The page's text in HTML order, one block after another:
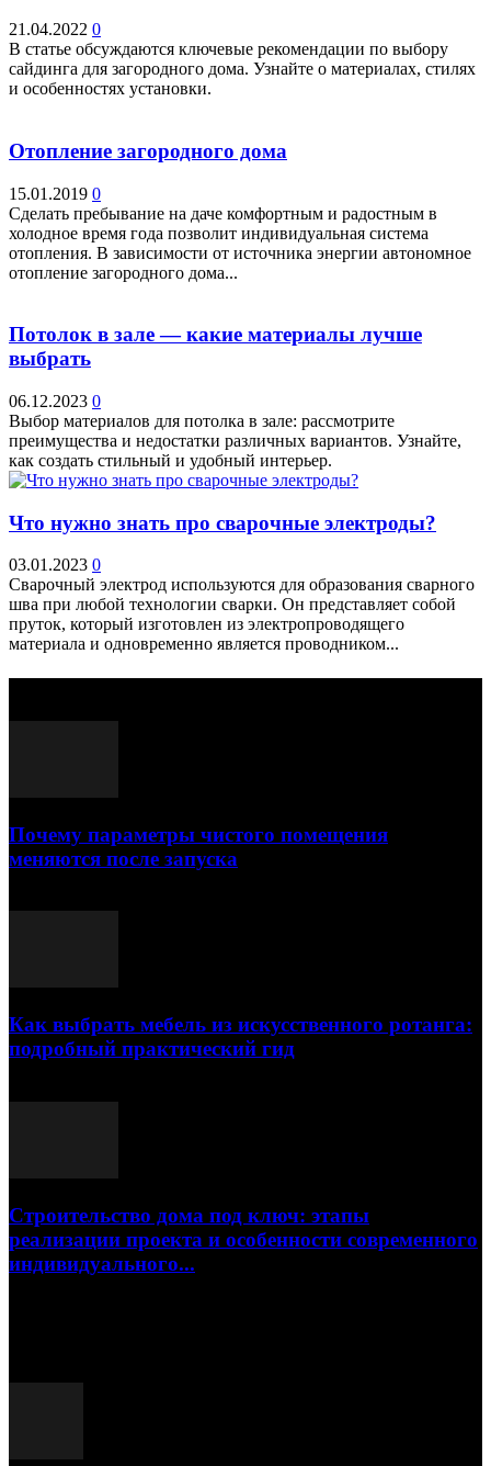
21.04.2022 0
В статье обсуждаются ключевые рекомендации по выбору
сайдинга для загородного дома. Узнайте о материалах, стилях
и особенностях установки.
Отопление загородного дома
15.01.2019 0
Сделать пребывание на даче комфортным и радостным в
холодное время года позволит индивидуальная система
отопления. В зависимости от источника энергии автономное
отопление загородного дома...
Потолок в зале — какие материалы лучше
выбрать
06.12.2023 0
Выбор материалов для потолка в зале: рассмотрите
преимущества и недостатки различных вариантов. Узнайте,
как создать стильный и удобный интерьер.
Что нужно знать про сварочные электроды?
03.01.2023 0
Сварочный электрод используются для образования сварного
шва при любой технологии сварки. Он представляет собой
пруток, который изготовлен из электропроводящего
материала и одновременно является проводником...
Почему параметры чистого помещения
меняются после запуска
Как выбрать мебель из искусственного ротанга:
подробный практический гид
Строительство дома под ключ: этапы
реализации проекта и особенности современного
индивидуального...